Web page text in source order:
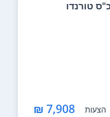
הצעות 7,908 ₪